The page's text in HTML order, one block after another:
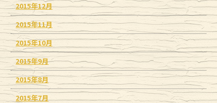
2015年12月
2015年11月
2015年10月
2015年9月
2015年8月
2015年7月